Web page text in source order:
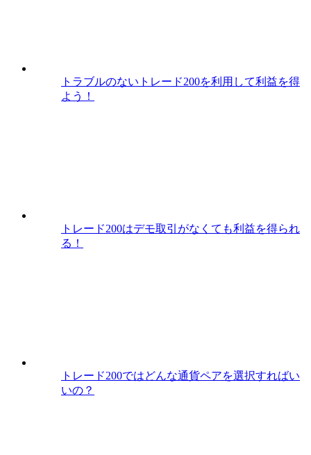
トラブルのないトレード200を利用して利益を得
よう！
トレード200はデモ取引がなくても利益を得られ
る！
トレード200ではどんな通貨ペアを選択すればい
いの？